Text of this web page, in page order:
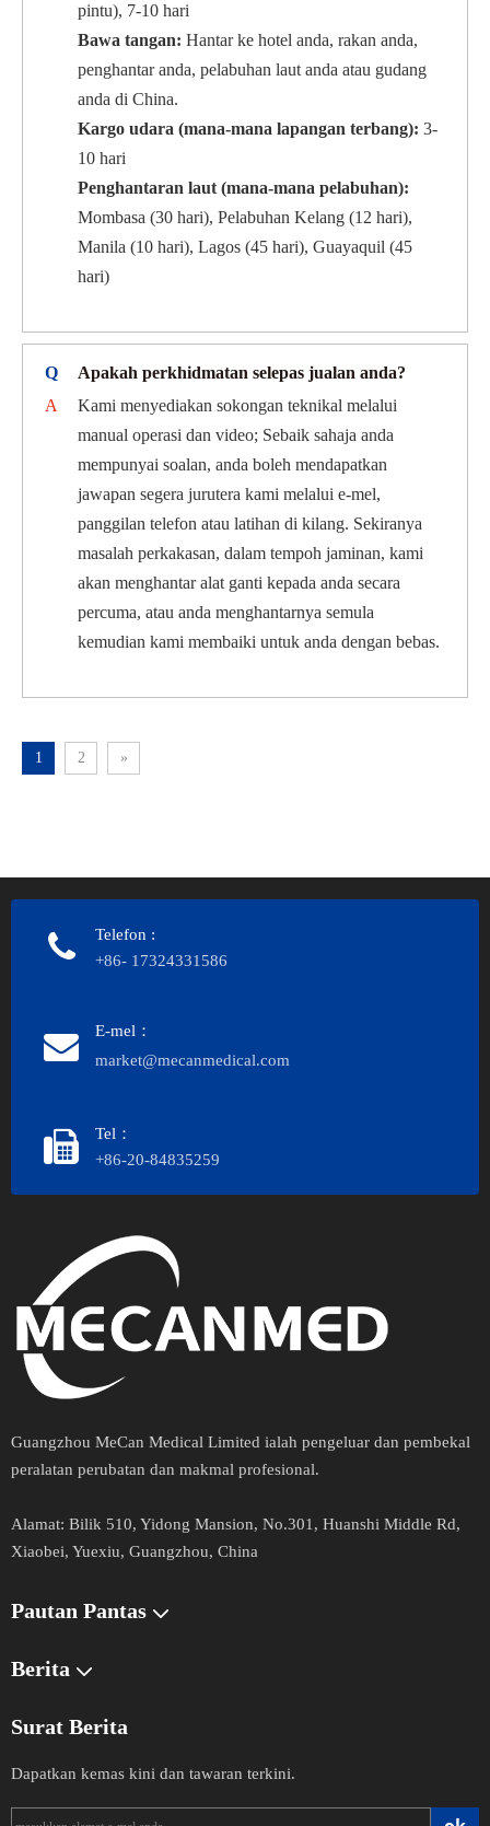
pintu), 7-10 hari
Bawa tangan: Hantar ke hotel anda, rakan anda,
penghantar anda, pelabuhan laut anda atau gudang
anda di China.
Kargo udara (mana-mana lapangan terbang): 3-
10 hari
Penghantaran laut (mana-mana pelabuhan):
Mombasa (30 hari), Pelabuhan Kelang (12 hari),
Manila (10 hari), Lagos (45 hari), Guayaquil (45
hari)
Q
Apakah perkhidmatan selepas jualan anda?
A
Kami menyediakan sokongan teknikal melalui
manual operasi dan video; Sebaik sahaja anda
mempunyai soalan, anda boleh mendapatkan
jawapan segera jurutera kami melalui e-mel,
panggilan telefon atau latihan di kilang. Sekiranya
masalah perkakasan, dalam tempoh jaminan, kami
akan menghantar alat ganti kepada anda secara
percuma, atau anda menghantarnya semula
kemudian kami membaiki untuk anda dengan bebas.
1 2 »
Telefon :
+86- 17324331586
E-mel：
market@mecanmedical.com
Tel：
+86-20-84835259
Guangzhou MeCan Medical Limited ialah pengeluar dan pembekal
peralatan perubatan dan makmal profesional.​​​​​​​
Alamat​​​​​​​​: Bilik 510, Yidong Mansion, No.301, Huanshi Middle Rd,
Xiaobei, Yuexiu, Guangzhou, China
Pautan Pantas
Berita
Surat Berita
Dapatkan kemas kini dan tawaran terkini.